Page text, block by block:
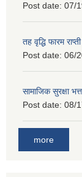
Post date: 07/
तह वृद्धि फारम राप्ती
Post date: 06/
सामाजिक सुरक्षा
Post date: 08/
more